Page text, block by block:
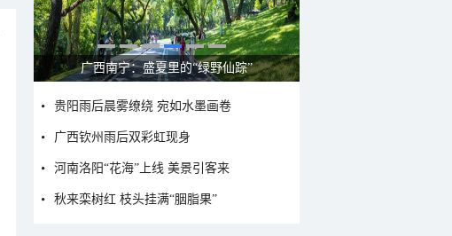
呼伦贝尔草原 藏着最治愈的蓝天白云
贵阳雨后晨雾缭绕 宛如水墨画卷
广西钦州雨后双彩虹现身
河南洛阳“花海”上线 美景引客来
秋来栾树红 枝头挂满“胭脂果”